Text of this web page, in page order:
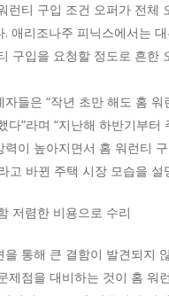
런티 구입 조건 오퍼가 전체
. 애리조나주 피닉스에서는
구입을 요청할 정도로 흔한
자들은 “작년 초만 해도 홈
다”라며 “지난해 하반기부터
력이 높아지면서 홈 워런티
고 바뀐 주택 시장 모습을 설
저렴한 비용으로 수리
을 통해 큰 결함이 발견되지
제점을 대비하는 것이 홈 워